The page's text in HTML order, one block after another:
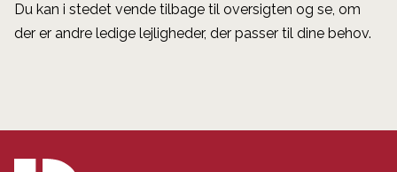
Du kan i stedet vende tilbage til oversigten og se, om
der er andre ledige lejligheder, der passer til dine behov.